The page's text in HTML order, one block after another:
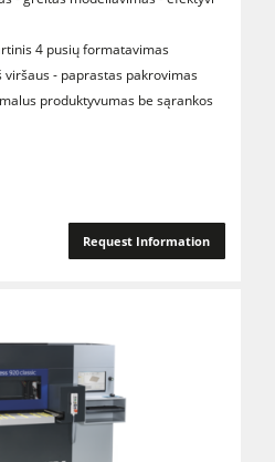
4 pusių formatavimas
- paprastas pakrovimas
produktyvumas be sąrankos
Request Information